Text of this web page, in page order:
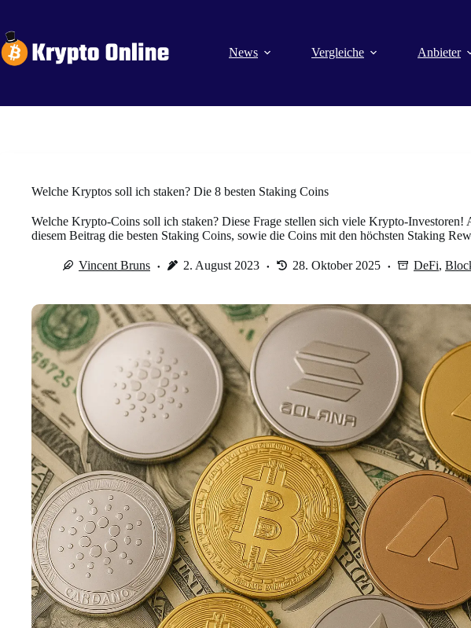
springen
News
Vergleiche Anbieter
Welche Kryptos soll ich staken? Die 8 besten Staking Coins
Welche Krypto-Coins soll ich staken? Diese Frage stellen sich viele Krypto-Investoren!
diesem Beitrag die besten Staking Coins, sowie die Coins mit den höchsten Staking
Vincent Bruns 2. August 2023 28. Oktober 2025 DeFi,